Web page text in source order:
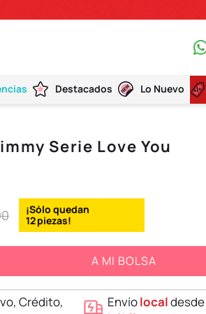
Destacados Lo Nuevo
Serie Love You
12
A MI BOLSA
Crédito,
Envíolocaldesde